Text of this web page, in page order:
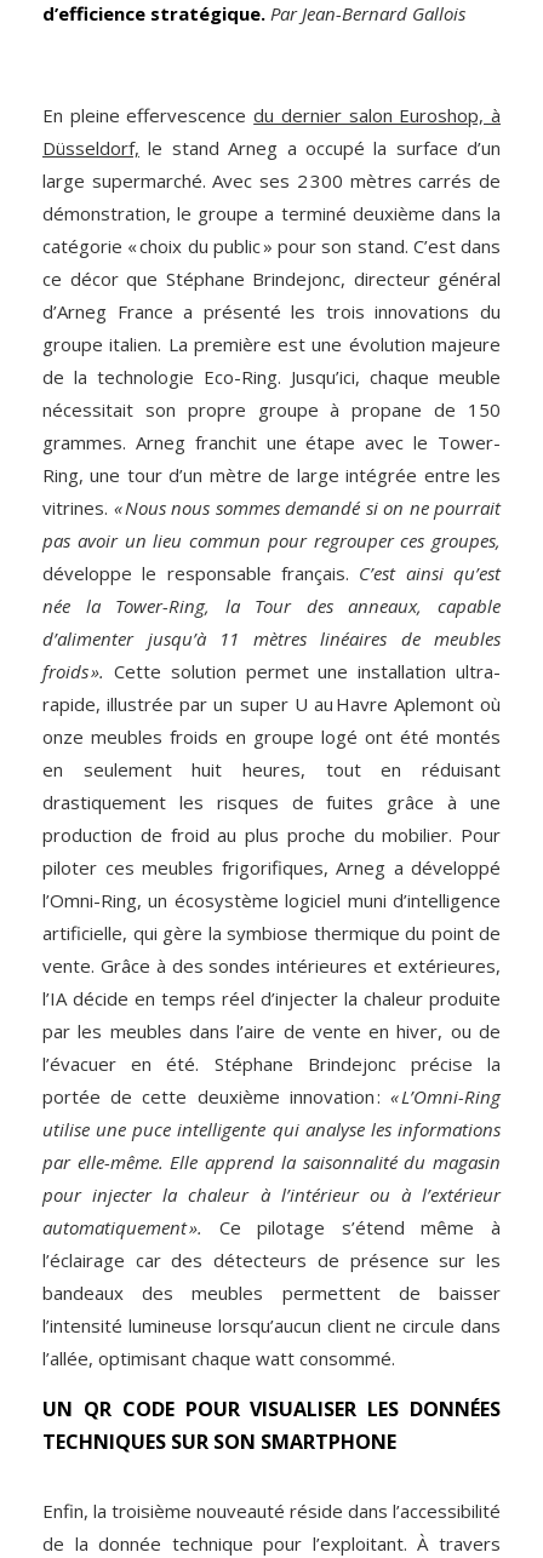
d’efficience stratégique. Par Jean-Bernard Gallois
En pleine effervescencedu dernier salon Euroshop, à
Düsseldorf, le stand Arneg a occupé la surface d’un
large supermarché. Avec ses 2 300 mètres carrés de
démonstration, le groupe a terminé deuxième dans la
catégorie « choix du public » pour son stand. C’est dans
ce décor que Stéphane Brindejonc, directeur général
d’Arneg France a présenté les trois innovations du
groupe italien. La première est une évolution majeure
de la technologie Eco-Ring. Jusqu’ici, chaque meuble
nécessitait son propre groupe à propane de 150
grammes. Arneg franchit une étape avec le Tower-
Ring, une tour d’un mètre de large intégrée entre les
vitrines. « Nous nous sommes demandé si on ne pourrait
pas avoir un lieu commun pour regrouper ces groupes,
développe le responsable français. C’est ainsi qu’est
née la Tower-Ring, la Tour des anneaux, capable
d’alimenter jusqu’à 11 mètres linéaires de meubles
froids ». Cette solution permet une installation ultra-
rapide, illustrée par un super U au Havre Aplemont où
onze meubles froids en groupe logé ont été montés
en seulement huit heures, tout en réduisant
drastiquement les risques de fuites grâce à une
production de froid au plus proche du mobilier. Pour
piloter ces meubles frigorifiques, Arneg a développé
l’Omni-Ring, un écosystème logiciel muni d’intelligence
artificielle, qui gère la symbiose thermique du point de
vente. Grâce à des sondes intérieures et extérieures,
l’IA décide en temps réel d’injecter la chaleur produite
par les meubles dans l’aire de vente en hiver, ou de
l’évacuer en été. Stéphane Brindejonc précise la
portée de cette deuxième innovation : « L’Omni-Ring
utilise une puce intelligente qui analyse les informations
par elle-même. Elle apprend la saisonnalité du magasin
pour injecter la chaleur à l’intérieur ou à l’extérieur
automatiquement ». Ce pilotage s’étend même à
l’éclairage car des détecteurs de présence sur les
bandeaux des meubles permettent de baisser
l’intensité lumineuse lorsqu’aucun client ne circule dans
l’allée, optimisant chaque watt consommé.
UN QR CODE POUR VISUALISER LES DONNÉES
TECHNIQUES SUR SON SMARTPHONE
Enfin, la troisième nouveauté réside dans l’accessibilité
de la donnée technique pour l’exploitant. À travers